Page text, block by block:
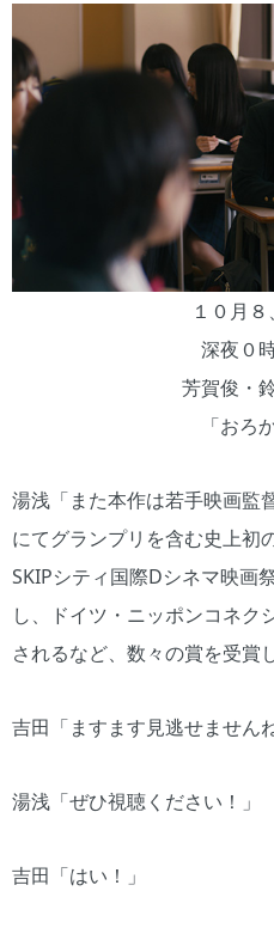
１０月
深夜０
芳賀俊・
「おろ
湯浅「また本作は若手映画監
にてグランプリを含む史上初
SKIPシティ国際Dシネマ映画
し、ドイツ・ニッポンコネク
されるなど、数々の賞を受賞
吉田「ますます見逃せません
湯浅「ぜひ視聴ください！」
吉田「はい！」